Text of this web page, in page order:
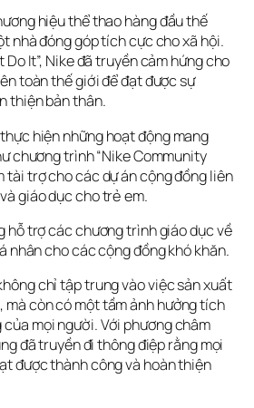
hiệu thể thao hàng đầu thế
nhà đóng góp tích cực cho xã hội.
Do It”, Nike đã truyền cảm hứng cho
toàn thế giới để đạt được sự
thiện bản thân.
hiện những hoạt động mang
chương trình “Nike Community
tài trợ cho các dự án cộng đồng liên
giáo dục cho trẻ em.
hỗ trợ các chương trình giáo dục về
nhân cho các cộng đồng khó khăn.
chỉ tập trung vào việc sản xuất
mà còn có một tầm ảnh hưởng tích
mọi người. Với phương châm
đã truyền đi thông điệp rằng mọi
được thành công và hoàn thiện